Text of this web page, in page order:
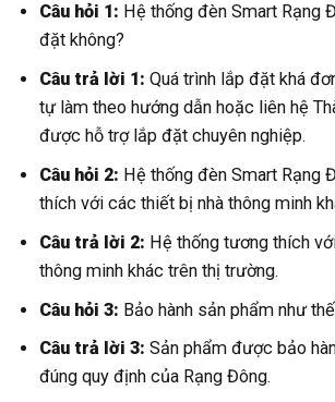
Câu hỏi 1: Hệ thống đèn Smart Rạng
đặt không?
Câu trả lời 1: Quá trình lắp đặt khá
tự làm theo hướng dẫn hoặc liên hệ
được hỗ trợ lắp đặt chuyên nghiệp.
Câu hỏi 2: Hệ thống đèn Smart Rạng
thích với các thiết bị nhà thông minh
Câu trả lời 2: Hệ thống tương thích
thông minh khác trên thị trường.
Câu hỏi 3: Bảo hành sản phẩm như
Câu trả lời 3: Sản phẩm được bảo
đúng quy định của Rạng Đông.